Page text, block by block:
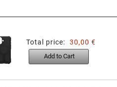
Total price: 30,00 €
Add to Cart